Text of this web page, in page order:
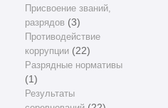
Присвоение званий,
разрядов (3)
Противодействие
коррупции(22)
Разрядные нормативы
(1)
Результаты